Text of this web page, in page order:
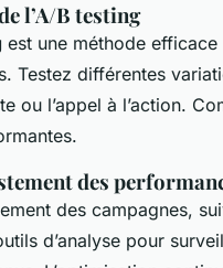
l’A/B testing
est une méthode
Testez différentes
ou l’appel à l’action.
des
des campagnes,
d’analyse pour